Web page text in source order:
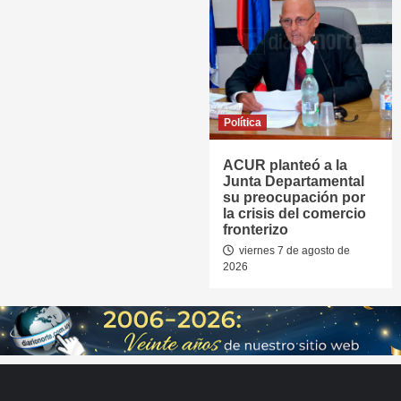
Política
ACUR planteó a la
Junta Departamental
su preocupación por
la crisis del comercio
fronterizo
viernes 7 de agosto de
2026